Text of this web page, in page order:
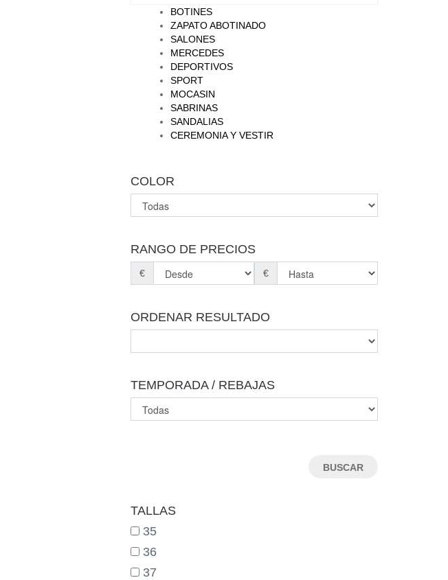
BOTINES
ZAPATO ABOTINADO
SALONES
MERCEDES
DEPORTIVOS
SPORT
MOCASIN
SABRINAS
SANDALIAS
CEREMONIA Y VESTIR
COLOR
RANGO DE PRECIOS
€ €
ORDENAR RESULTADO
TEMPORADA / REBAJAS
TALLAS
35
36
37